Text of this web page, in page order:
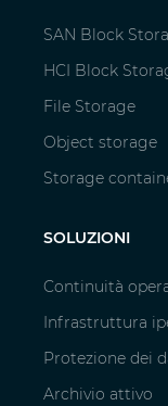
SAN Block
HCI Block
File Storage
Object storage
Storage
SOLUZIONI
Continuità
Infrastruttura
Protezione dei
Archivio attivo